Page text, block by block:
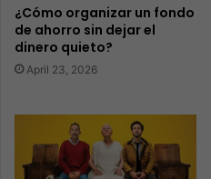
¿Cómo organizar un fondo
de ahorro sin dejar el
dinero quieto?
April 23, 2026